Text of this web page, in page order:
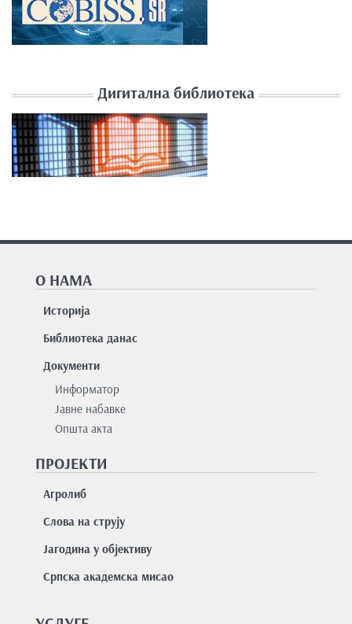
Дигитална библиотека
О НАМА
Историја
Библиотека данас
Документи
Информатор
Јавне набавке
Општа акта
ПРОЈЕКТИ
Агролиб
Слова на струју
Јагодина у објективу
Српска академска мисао